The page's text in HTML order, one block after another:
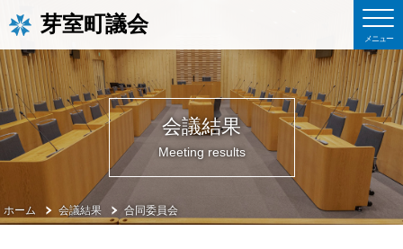
芽室町議会
会議結果
Meeting results
ホーム 会議結果 合同委員会